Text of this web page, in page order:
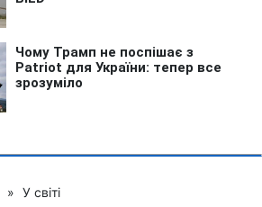
» У світі